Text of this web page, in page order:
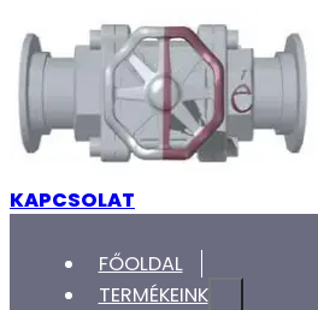
KAPCSOLAT
FŐOLDAL
TERMÉKEINK